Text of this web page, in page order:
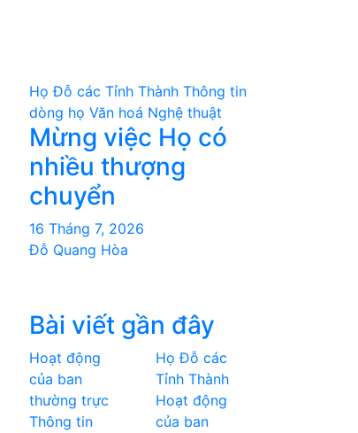
Họ Đỗ các Tỉnh Thành Thông tin
dòng họ Văn hoá Nghệ thuật
Mừng việc Họ có
nhiều thượng
chuyển
16 Tháng 7, 2026
Đỗ Quang Hòa
Bài viết gần đây
Hoạt động
của ban
thường trực
Thông tin
Họ Đỗ các
Tỉnh Thành
Hoạt động
của ban